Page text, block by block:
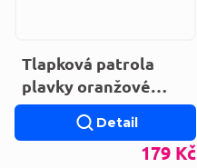
Tlapková patrola
plavky oranžové
PAW 52 44 2955
179 Kč
Detail